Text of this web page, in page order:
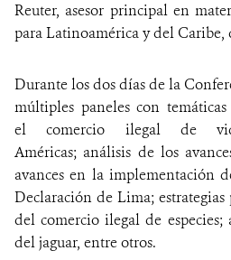
Reuter, asesor principal en
para Latinoamérica y del Caribe,
Durante los dos días de la
múltiples paneles con
el comercio ilegal de
Américas; análisis de los
avances en la implementación
Declaración de Lima;
del comercio ilegal de especies;
del jaguar, entre otros.